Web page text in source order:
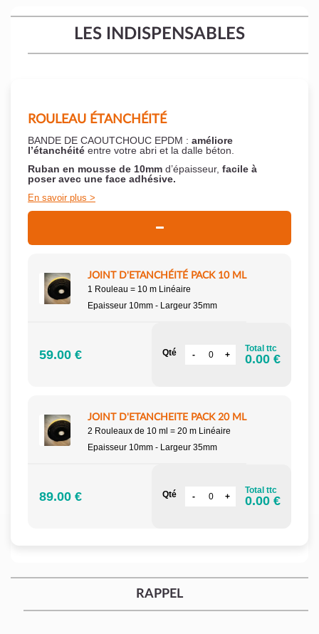
LES INDISPENSABLES
ROULEAU ÉTANCHÉITÉ
BANDE DE CAOUTCHOUC EPDM : améliore
l’étanchéité entre votre abri et la dalle béton.
Ruban en mousse de 10mm d’épaisseur, facile à
poser avec une face adhésive.
En savoir plus
JOINT D'ETANCHÉITÉ PACK 10 ML
1 Rouleau = 10 m Linéaire
Epaisseur 10mm - Largeur 35mm
59.00 € Qté Total ttc
0.00 €
JOINT D'ETANCHEITE PACK 20 ML
2 Rouleaux de 10 ml = 20 m Linéaire
Epaisseur 10mm - Largeur 35mm
89.00 € Qté Total ttc
0.00 €
RAPPEL